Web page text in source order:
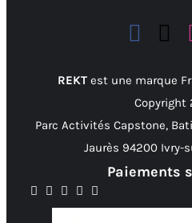
REKT est une marque
Copyright
Parc Activités Capstone,
Jaurès 94200 Ivry-
Paiements